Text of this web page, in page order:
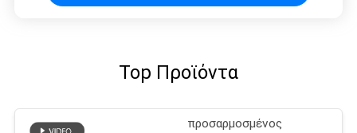
Top Προϊόντα
προσαρμοσμένος